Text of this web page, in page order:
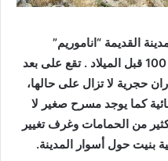
القديمة “اناموريم”
(Anemurium) التي بنيت منذ عام 100 قبل الميلاد . تقع على بعد
حجرية لا تزال على حالها،
كما يوجد مسرح صغير لا
من الحمامات وغرف تغيير
بنيت حول أسوار المدينة.